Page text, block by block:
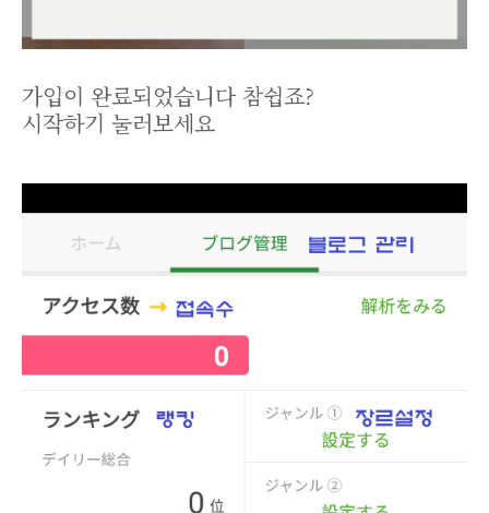
가입이 완료되었습니다 참쉽죠?
시작하기 눌러보세요